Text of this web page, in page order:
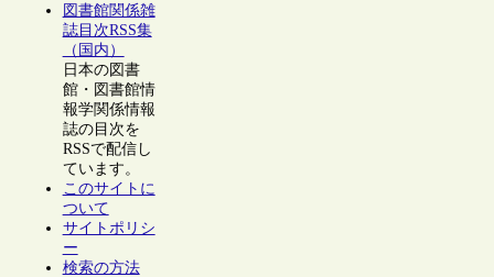
図書館関係雑
誌目次RSS集
（国内）
日本の図書
館・図書館情
報学関係情報
誌の目次を
RSSで配信し
ています。
このサイトに
ついて
サイトポリシ
ー
検索の方法